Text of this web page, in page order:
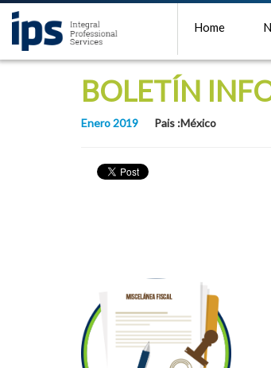
Home
BOLETÍN
Enero 2019 Pais :México